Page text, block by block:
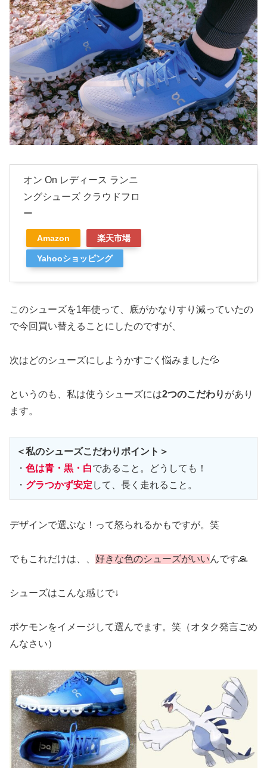
オン On レディース ランニ
ングシューズ クラウドフロ
ー
Amazon 楽天市場
Yahooショッピング
このシューズを1年使って、底がかなりすり減っていたの
で今回買い替えることにしたのですが、
次はどのシューズにしようかすごく悩みました💦
というのも、私は使うシューズには2つのこだわり があり
ます。
＜私のシューズこだわりポイント＞
・ 色は青・黒・白であること。どうしても！
・ グラつかず安定 して、長く走れること。
デザインで選ぶな！って怒られるかもですが。笑
でもこれだけは、、 好きな色のシューズがいいんです🙏
シューズはこんな感じで↓
ポケモンをイメージして選んでます。笑（オタク発言ごめ
んなさい）